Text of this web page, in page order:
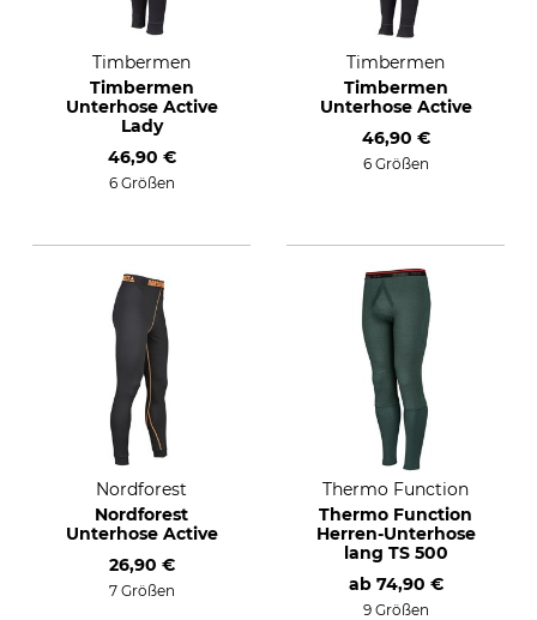
Timbermen
Timbermen
Unterhose Active
Lady
46,90 €
6 Größen
Timbermen
Timbermen
Unterhose Active
46,90 €
6 Größen
Nordforest
Nordforest
Unterhose Active
26,90 €
7 Größen
Thermo Function
Thermo Function
Herren-Unterhose
lang TS 500
ab 74,90 €
9 Größen